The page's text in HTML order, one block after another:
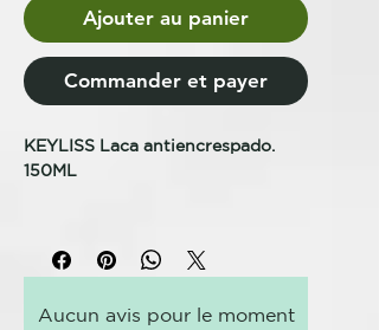
Ajouter au panier
Commander et payer
KEYLISS Laca antiencrespado.
150ML
AVANZADO
LACA ANTICRESPO
Aucun avis pour le moment